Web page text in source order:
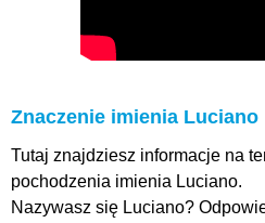
Znaczenie imienia Luciano
Tutaj znajdziesz informacje na
pochodzenia imienia Luciano.
Nazywasz się Luciano?